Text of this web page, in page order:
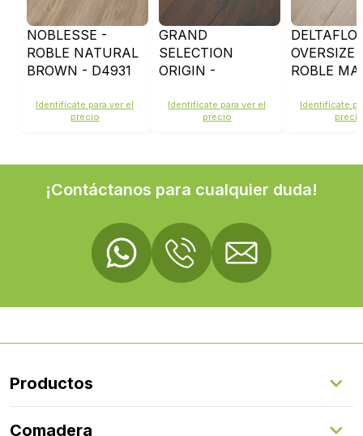
NOBLESSE -
ROBLE NATURAL
BROWN - D4931
Identifícate para ver el
precio
GRAND
SELECTION
ORIGIN -
Identifícate para ver el
precio
OVERSIZE
ROBLE
Identifícate
precio
¡Contáctanos para cualquier duda!
Productos
Comadera